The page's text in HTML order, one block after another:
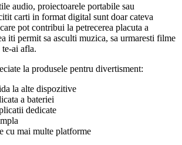
audio, proiectoarele portabile sau
carti in format digital sunt doar cateva
pot contribui la petrecerea placuta a
iti permit sa asculti muzica, sa urmaresti filme
te-ai afla.
la produsele pentru divertisment:
la alte dispozitive
a bateriei
dedicate
cu mai multe platforme